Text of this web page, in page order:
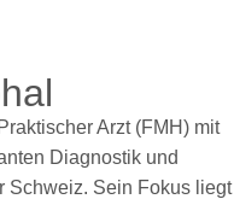
Arzt (FMH) mit
Diagnostik und
Schweiz. Sein Fokus liegt